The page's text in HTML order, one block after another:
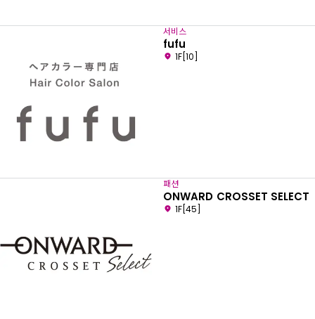
서비스
fufu
1F[10]
패션
ONWARD CROSSET SELECT
1F[45]